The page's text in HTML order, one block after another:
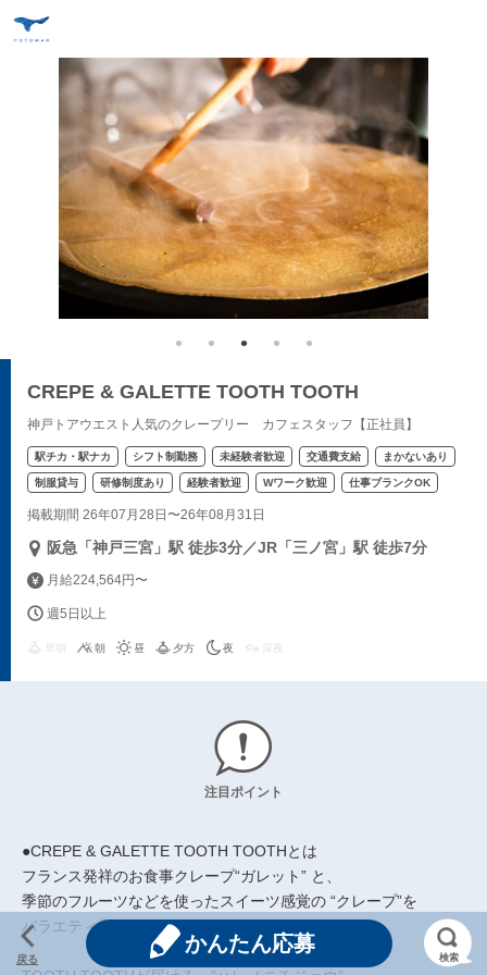
CREPE & GALETTE TOOTH TOOTH
神戸トアウエスト人気のクレープリー カフェスタッフ【正社員】
駅チカ・駅ナカ シフト制勤務 未経験者歓迎 交通費支給 まかないあり
制服貸与 研修制度あり 経験者歓迎 Wワーク歓迎 仕事ブランクOK
掲載期間 26年07月28日〜26年08月31日
阪急「神戸三宮」駅 徒歩3分／JR「三ノ宮」駅 徒歩7分
月給224,564円〜
週5日以上
朝 昼 夕方 夜 深夜
注目ポイント
●CREPE & GALETTE TOOTH TOOTHとは
フランス発祥のお食事クレープ“ガレット” と、
季節のフルーツなどを使ったスイーツ感覚の “クレープ”を
バラエティ豊かに楽しめるクレープリーカフェです。
戻る
かんたん応募
検索